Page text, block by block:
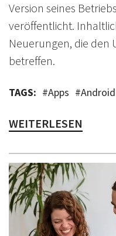
Version seines
veröffentlicht.
Neuerungen, die den
betreffen.
TAGS: #Apps #Android
WEITERLESEN